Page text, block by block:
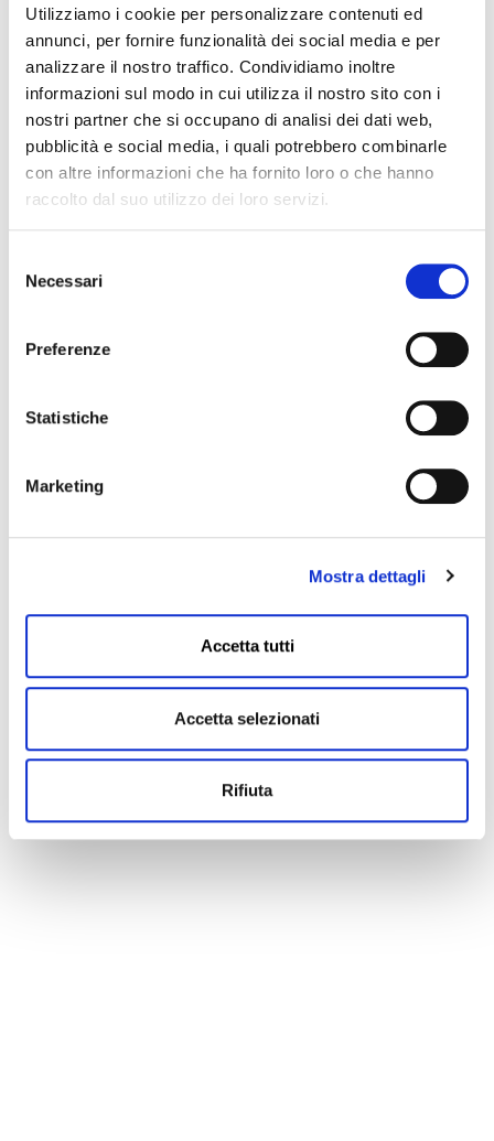
Utilizziamo i cookie per personalizzare contenuti ed
annunci, per fornire funzionalità dei social media e per
analizzare il nostro traffico. Condividiamo inoltre
informazioni sul modo in cui utilizza il nostro sito con i
nostri partner che si occupano di analisi dei dati web,
pubblicità e social media, i quali potrebbero combinarle
con altre informazioni che ha fornito loro o che hanno
raccolto dal suo utilizzo dei loro servizi.
delNecessari
Preferenze
Statistiche
Marketing
Mostra dettagli
Accetta tutti
Accetta selezionati
Rifiuta